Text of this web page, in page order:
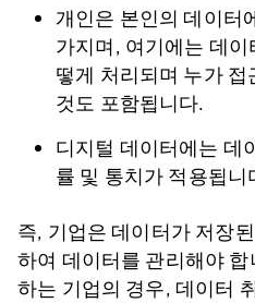
개인은 본인의 데이터
가지며, 여기에는 데
떻게 처리되며 누가
것도 포함됩니다.
디지털 데이터에는 데
률 및 통치가 적용됩니
즉, 기업은 데이터가 저장
하여 데이터를 관리해야
하는 기업의 경우, 데이터